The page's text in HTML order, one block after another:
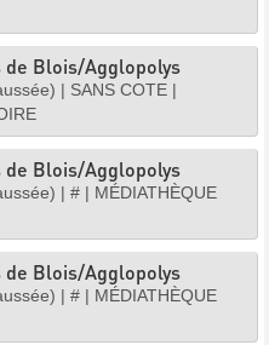
Blois/Agglopolys
| SANS COTE |
Blois/Agglopolys
| # | MÉDIATHÈQUE
Blois/Agglopolys
| # | MÉDIATHÈQUE